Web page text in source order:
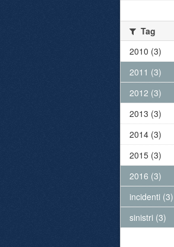
Tag
2010 (3)
2011 (3)
2012 (3)
2013 (3)
2014 (3)
2015 (3)
2016 (3)
incidenti (3)
sinistri (3)